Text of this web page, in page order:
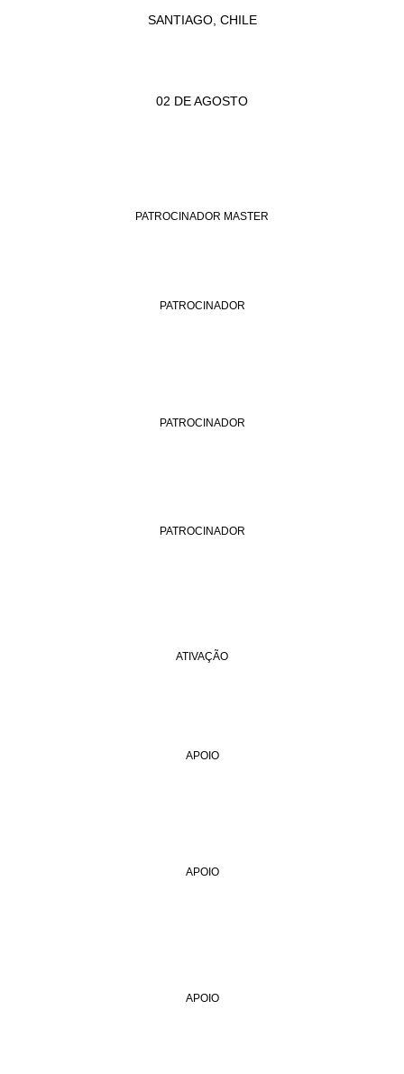
SANTIAGO, CHILE
02 DE AGOSTO
PATROCINADOR MASTER
PATROCINADOR
PATROCINADOR
PATROCINADOR
ATIVAÇÃO
APOIO
APOIO
APOIO